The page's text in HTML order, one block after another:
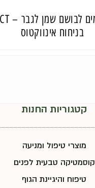
בניחוח אינווקטוס
קטגוריות החנות
מוצרי טיפול ומניעה
קוסמטיקה טבעית לפנים
טיפוח והיגיינת הגוף